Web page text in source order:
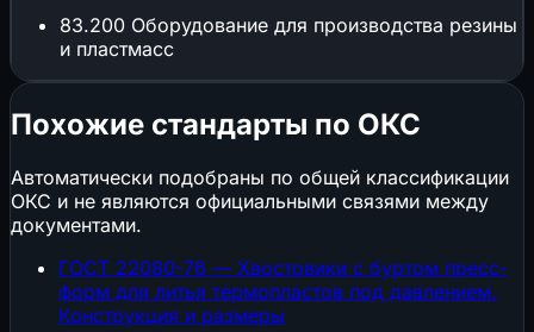
83.200 Оборудование для производства резины
и пластмасс
Похожие стандарты по ОКС
Автоматически подобраны по общей классификации
ОКС и не являются официальными связями между
документами.
ГОСТ 22080-76 — Хвостовики с буртом пресс-
форм для литья термопластов под давлением.
Конструкция и размеры